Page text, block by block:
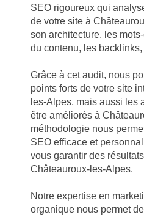
SEO rigoureux qui
de votre site à
son architecture, les
du contenu, les backlinks,
Grâce à cet audit, nous
points forts de votre site
les-Alpes, mais aussi les
être améliorés à
méthodologie nous
SEO efficace et
vous garantir des
Châteauroux-les-Alpes.
Notre expertise en
organique nous permet